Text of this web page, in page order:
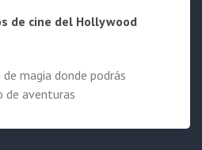
de cine del Hollywood
magia donde podrás
de aventuras